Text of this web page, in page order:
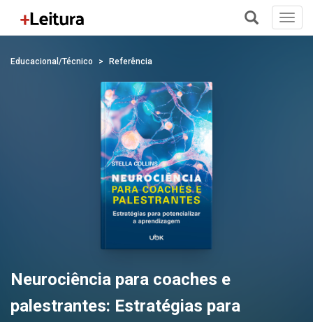
Educacional/Técnico Referência
Neurociência para coaches e
palestrantes: Estratégias para